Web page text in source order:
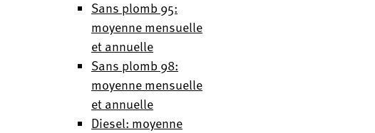
Sans plomb 95:
moyenne mensuelle
et annuelle
Sans plomb 98:
moyenne mensuelle
et annuelle
Diesel: moyenne